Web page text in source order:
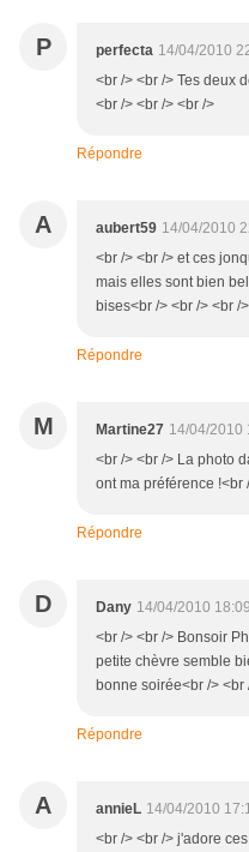
P perfecta 14/04/2010
<br /> <br /> Tes deux
<br /> <br /> <br />
Répondre
A aubert59 14/04/2010
<br /> <br /> et ces
mais elles sont bien
bises<br /> <br /> <br /
Répondre
M Martine27 14/04/2010
<br /> <br /> La photo
ont ma préférence !<br
Répondre
D Dany 14/04/2010 18:09
<br /> <br /> Bonsoir
petite chèvre semble
bonne soirée<br /> <br
Répondre
A annieL 14/04/2010
<br /> <br /> j'adore